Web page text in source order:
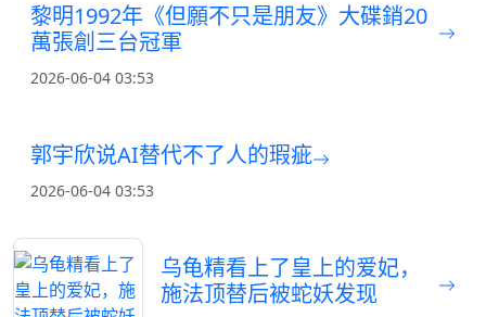
黎明1992年《但願不只是朋友》大碟銷20
萬張創三台冠軍
2026-06-04 03:53
郭宇欣说AI替代不了人的瑕疵
2026-06-04 03:53
乌龟精看上了皇上的爱妃，
施法顶替后被蛇妖发现